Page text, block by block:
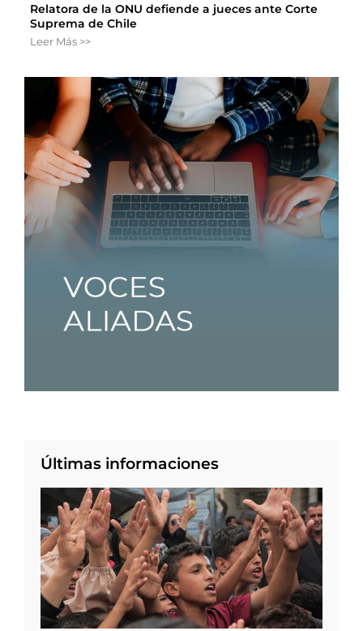
Relatora de la ONU defiende a jueces ante Corte
Suprema de Chile
Leer Más >>
Últimas informaciones